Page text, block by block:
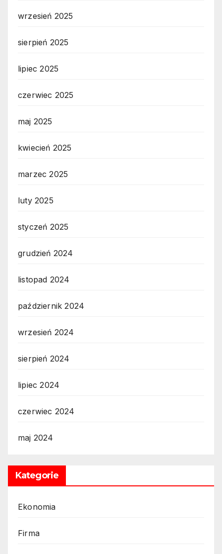
wrzesień 2025
sierpień 2025
lipiec 2025
czerwiec 2025
maj 2025
kwiecień 2025
marzec 2025
luty 2025
styczeń 2025
grudzień 2024
listopad 2024
październik 2024
wrzesień 2024
sierpień 2024
lipiec 2024
czerwiec 2024
maj 2024
Kategorie
Ekonomia
Firma